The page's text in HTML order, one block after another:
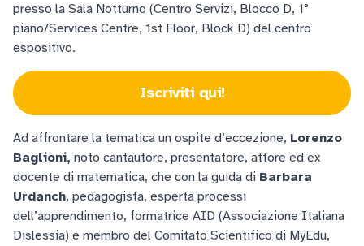
presso la Sala Notturno (Centro Servizi, Blocco D, 1°
piano/Services Centre, 1st Floor, Block D) del centro
espositivo.
Iscriviti qui!
Ad affrontare la tematica un ospite d’eccezione, Lorenzo
Baglioni, noto cantautore, presentatore, attore ed ex
docente di matematica, che con la guida di Barbara
Urdanch, pedagogista, esperta processi
dell’apprendimento, formatrice AID (Associazione Italiana
Dislessia) e membro del Comitato Scientifico di MyEdu,